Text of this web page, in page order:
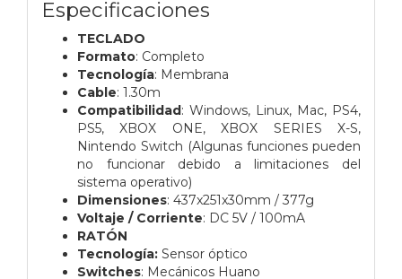
Especificaciones
TECLADO
Formato: Completo
Tecnología: Membrana
Cable: 1.30m
Compatibilidad: Windows, Linux, Mac, PS4,
PS5, XBOX ONE, XBOX SERIES X-S,
Nintendo Switch (Algunas funciones pueden
no funcionar debido a limitaciones del
sistema operativo)
Dimensiones: 437x251x30mm / 377g
Voltaje / Corriente: DC 5V / 100mA
RATÓN
Tecnología: Sensor óptico
Switches: Mecánicos Huano